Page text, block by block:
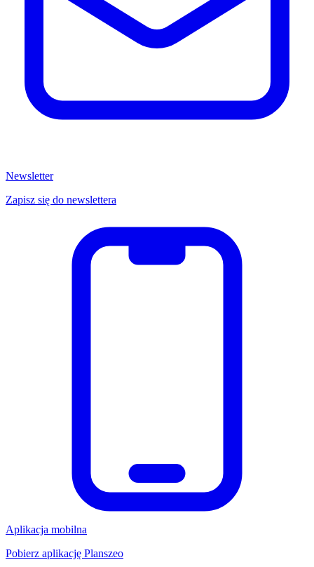
Newsletter
Zapisz się do newslettera
Aplikacja mobilna
Pobierz aplikację Planszeo